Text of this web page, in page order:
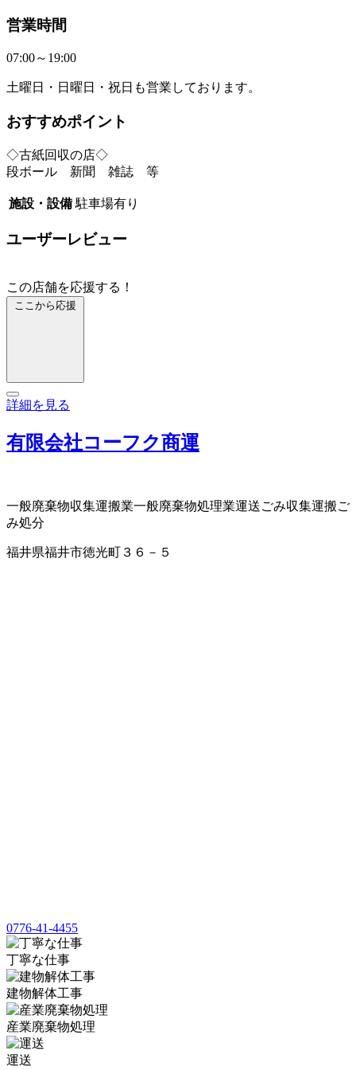
営業時間
07:00～19:00
土曜日・日曜日・祝日も営業しております。
おすすめポイント
◇古紙回収の店◇
段ボール 新聞 雑誌 等
施設・設備 駐車場有り
ユーザーレビュー
この店舗を応援する！
ここから応援
詳細を見る
有限会社コーフク商運
一般廃棄物収集運搬業一般廃棄物処理業運送ごみ収集運搬ご
み処分
福井県福井市徳光町３６－５
0776-41-4455
丁寧な仕事
建物解体工事
産業廃棄物処理
運送